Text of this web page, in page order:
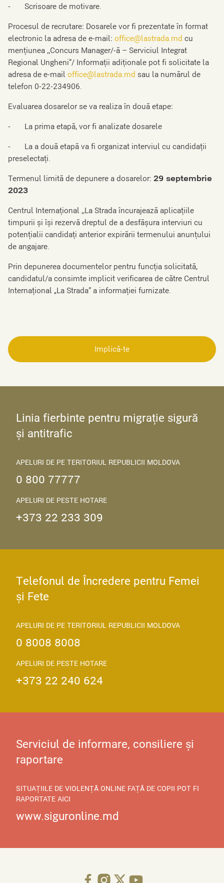
- Scrisoare de motivare.
Procesul de recrutare: Dosarele vor fi prezentate în format
electronic la adresa de e-mail: office@lastrada.md cu
mențiunea ,,Concurs Manager/-ă – Serviciul Integrat
Regional Ungheni”/ Informații adiționale pot fi solicitate la
adresa de e-mailoffice@lastrada.md sau la numărul de
telefon 0-22-234906.
Evaluarea dosarelor se va realiza în două etape:
- La prima etapă, vor fi analizate dosarele
- La a două etapă va fi organizat interviul cu candidații
preselectați.
Termenul limită de depunere a dosarelor: 29 septembrie
2023
Centrul Internațional ,,La Strada încurajează aplicațiile
timpurii și își rezervă dreptul de a desfășura interviuri cu
potențialii candidați anterior expirării termenului anunțului
de angajare.
Prin depunerea documentelor pentru funcția solicitată,
candidatul/a consimte implicit verificarea de către Centrul
Internaţional „La Strada” a informației furnizate.
Implică-te
Linia fierbinte pentru migrație sigură
și antitrafic
APELURI DE PE TERITORIUL REPUBLICII MOLDOVA
0 800 77777
APELURI DE PESTE HOTARE
+373 22 233 309
Telefonul de Încredere pentru Femei
și Fete
APELURI DE PE TERITORIUL REPUBLICII MOLDOVA
0 8008 8008
APELURI DE PESTE HOTARE
+373 22 240 624
Serviciul de informare, consiliere și
raportare
SITUAȚIILE DE VIOLENȚĂ ONLINE FAȚĂ DE COPII POT FI
RAPORTATE AICI
www.siguronline.md